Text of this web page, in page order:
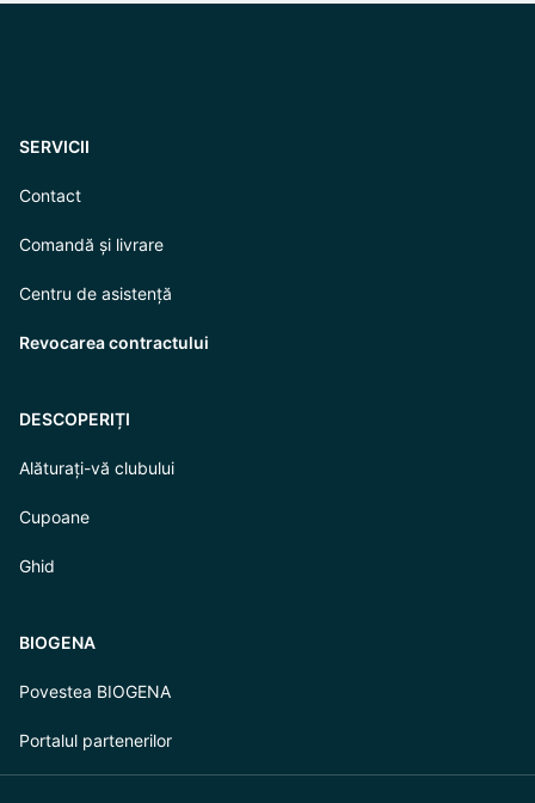
SERVICII
Contact
Comandă și livrare
Centru de asistență
Revocarea contractului
DESCOPERIȚI
Alăturați-vă clubului
Cupoane
Ghid
BIOGENA
Povestea BIOGENA
Portalul partenerilor